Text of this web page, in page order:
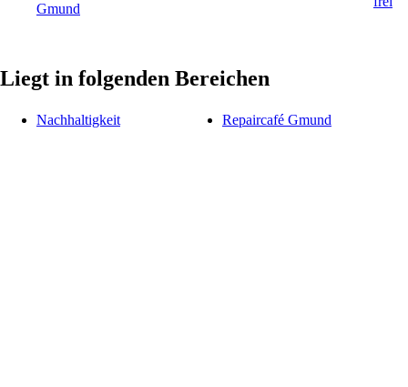
Gmund
Liegt in folgenden Bereichen
Nachhaltigkeit Repaircafé Gmund